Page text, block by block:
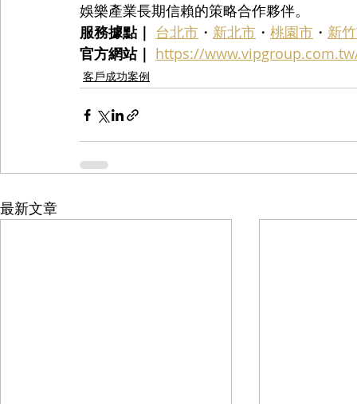
娛樂產業長期信賴的策略合作夥伴。
服務據點｜ 台北市 ・ 新北市 ・ 桃園市 ・ 新
官方網站｜ https://
客戶成功案例
最新文章